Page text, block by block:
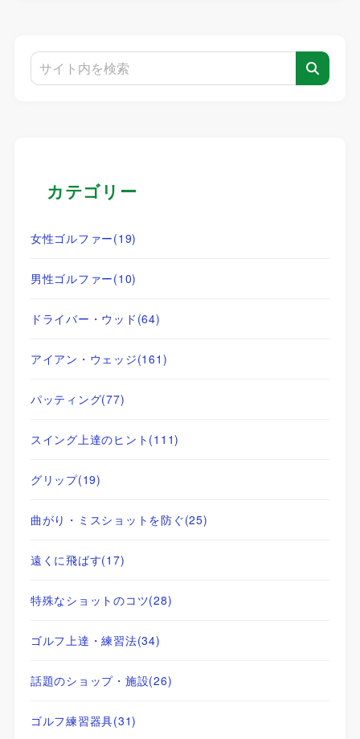
カテゴリー
女性ゴルファー(19)
男性ゴルファー(10)
ドライバー・ウッド (64)
アイアン・ウェッジ(161)
パッティング(77)
スイング上達のヒント (111)
グリップ(19)
曲がり・ミスショットを防ぐ(25)
遠くに飛ばす(17)
特殊なショットのコツ(28)
ゴルフ上達・練習法(34)
話題のショップ・施設(26)
ゴルフ練習器具(31)